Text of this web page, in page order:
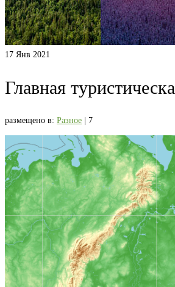
17 Янв 2021
Главная
размещено в: Разное 7